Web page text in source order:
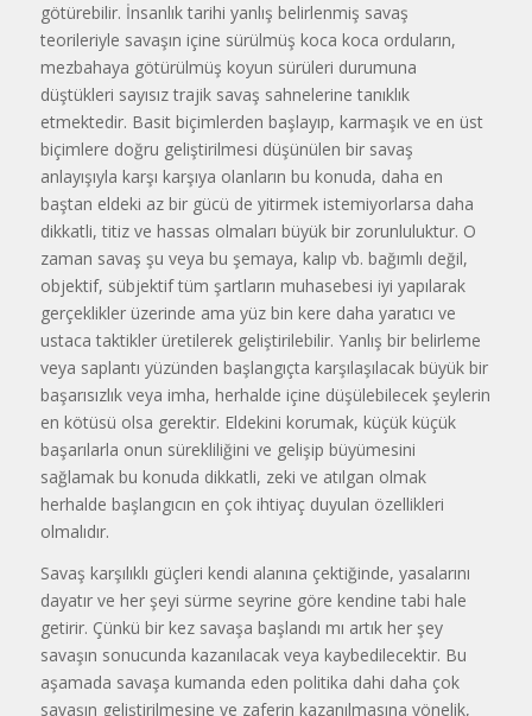
götürebilir. İnsanlık tarihi yanlış belirlenmiş savaş
teorileriyle savaşın içine sürülmüş koca koca orduların,
mezbahaya götürülmüş koyun sürüleri durumuna
düştükleri sayısız trajik savaş sahnelerine tanıklık
etmektedir. Basit biçimlerden başlayıp, karmaşık ve en üst
biçimlere doğru geliştirilmesi düşünülen bir savaş
anlayışıyla karşı karşıya olanların bu konuda, daha en
baştan eldeki az bir gücü de yitirmek istemiyorlarsa daha
dikkatli, titiz ve hassas olmaları büyük bir zorunluluktur. O
zaman savaş şu veya bu şemaya, kalıp vb. bağımlı değil,
objektif, sübjektif tüm şartların muhasebesi iyi yapılarak
gerçeklikler üzerinde ama yüz bin kere daha yaratıcı ve
ustaca taktikler üretilerek geliştirilebilir. Yanlış bir belirleme
veya saplantı yüzünden başlangıçta karşılaşılacak büyük bir
başarısızlık veya imha, herhalde içine düşülebilecek şeylerin
en kötüsü olsa gerektir. Eldekini korumak, küçük küçük
başarılarla onun sürekliliğini ve gelişip büyümesini
sağlamak bu konuda dikkatli, zeki ve atılgan olmak
herhalde başlangıcın en çok ihtiyaç duyulan özellikleri
olmalıdır.
Savaş karşılıklı güçleri kendi alanına çektiğinde, yasalarını
dayatır ve her şeyi sürme seyrine göre kendine tabi hale
getirir. Çünkü bir kez savaşa başlandı mı artık her şey
savaşın sonucunda kazanılacak veya kaybedilecektir. Bu
aşamada savaşa kumanda eden politika dahi daha çok
savaşın geliştirilmesine ve zaferin kazanılmasına yönelik,